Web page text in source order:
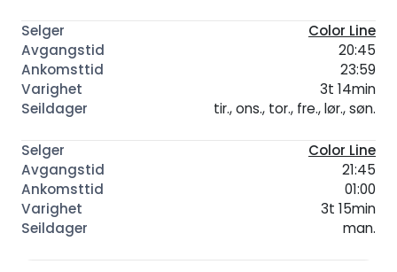
Color Line
20:45
23:59
3t 14min
tir., ons., tor., fre., lør., søn.
Color Line
21:45
01:00
3t 15min
man.